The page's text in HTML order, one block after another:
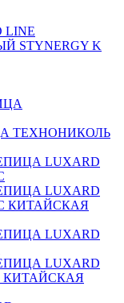
LINE
STYNERGY K
ТЕХНОНИКОЛЬ
LUXARD
LUXARD
КИТАЙСКАЯ
LUXARD
LUXARD
КИТАЙСКАЯ